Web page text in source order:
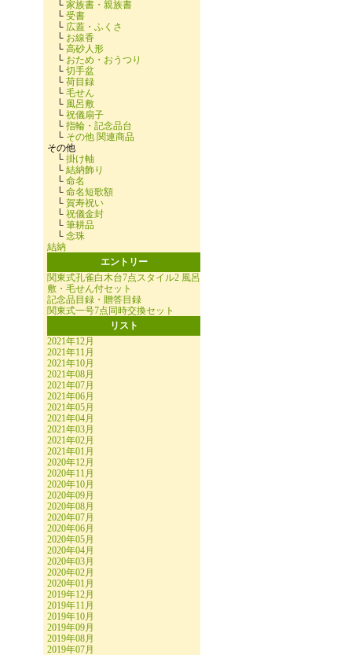
└ 家族書・親族書
└ 受書
└ 広蓋・ふくさ
└ お線香
└ 高砂人形
└ おため・おうつり
└ 切手盆
└ 荷目録
└ 毛せん
└ 風呂敷
└ 祝儀扇子
└ 指輪・記念品台
└ その他 関連商品
その他
└ 掛け軸
└ 結納飾り
└ 命名
└ 命名短歌額
└ 賀寿祝い
└ 祝儀金封
└ 筆耕品
└ 念珠
結納
エントリー
関東式孔雀白木台7点スタイル2 風呂
敷・毛せん付セット
記念品目録・贈答目録
関東式一号7点同時交換セット
リスト
2021年12月
2021年11月
2021年10月
2021年08月
2021年07月
2021年06月
2021年05月
2021年04月
2021年03月
2021年02月
2021年01月
2020年12月
2020年11月
2020年10月
2020年09月
2020年08月
2020年07月
2020年06月
2020年05月
2020年04月
2020年03月
2020年02月
2020年01月
2019年12月
2019年11月
2019年10月
2019年09月
2019年08月
2019年07月